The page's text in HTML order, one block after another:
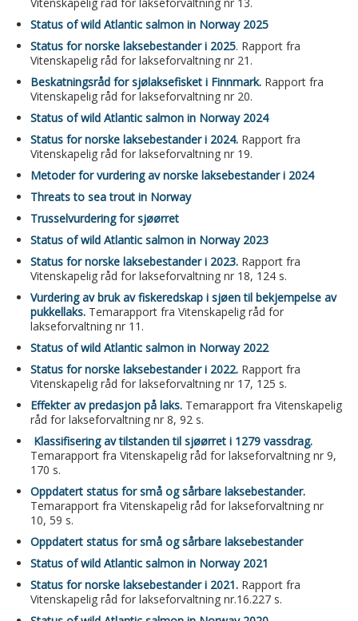
Status of wild Atlantic salmon in Norway 2025
Status for norske laksebestander i 2025. Rapport fra
Vitenskapelig råd for lakseforvaltning nr 21.
Beskatningsråd for sjølaksefisket i Finnmark. Rapport fra
Vitenskapelig råd for lakseforvaltning nr 20.
Status of wild Atlantic salmon in Norway 2024
Status for norske laksebestander i 2024. Rapport fra
Vitenskapelig råd for lakseforvaltning nr 19.
Metoder for vurdering av norske laksebestander i 2024
Threats to sea trout in Norway
Trusselvurdering for sjøørret
Status of wild Atlantic salmon in Norway 2023
Status for norske laksebestander i 2023. Rapport fra
Vitenskapelig råd for lakseforvaltning nr 18, 124 s.
Vurdering av bruk av fiskeredskap i sjøen til bekjempelse av
pukkellaks. Temarapport fra Vitenskapelig råd for
lakseforvaltning nr 11.
Status of wild Atlantic salmon in Norway 2022
Status for norske laksebestander i 2022. Rapport fra
Vitenskapelig råd for lakseforvaltning nr 17, 125 s.
Effekter av predasjon på laks. Temarapport fra Vitenskapelig
råd for lakseforvaltning nr 8, 92 s.
Klassifisering av tilstanden til sjøørret i 1279 vassdrag.
Temarapport fra Vitenskapelig råd for lakseforvaltning nr 9,
170 s.
Oppdatert status for små og sårbare laksebestander.
Temarapport fra Vitenskapelig råd for lakseforvaltning nr
10, 59 s.
Oppdatert status for små og sårbare laksebestander
Status of wild Atlantic salmon in Norway 2021
Status for norske laksebestander i 2021. Rapport fra
Vitenskapelig råd for lakseforvaltning nr.16.227 s.